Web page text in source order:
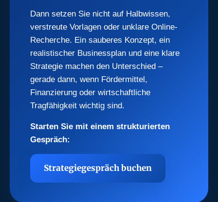
Dann setzen Sie nicht auf Halbwissen,
verstreute Vorlagen oder unklare Online-
Recherche. Ein sauberes Konzept, ein
realistischer Businessplan und eine klare
Strategie machen den Unterschied –
gerade dann, wenn Fördermittel,
Finanzierung oder wirtschaftliche
Tragfähigkeit wichtig sind.
Starten Sie mit einem strukturierten
Gespräch:
Strategiegespräch buchen